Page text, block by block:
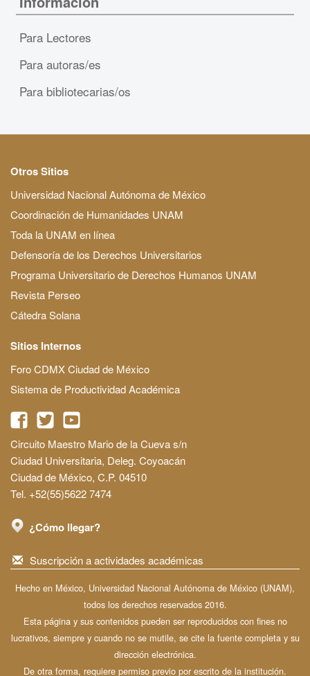
Para Lectores
Para autoras/es
Para bibliotecarias/os
Otros Sitios
Universidad Nacional Autónoma de México
Coordinación de Humanidades UNAM
Toda la UNAM en línea
Defensoría de los Derechos Universitarios
Programa Universitario de Derechos Humanos UNAM
Revista Perseo
Cátedra Solana
Sitios Internos
Foro CDMX Ciudad de México
Sistema de Productividad Académica
Circuito Maestro Mario de la Cueva s/n
Ciudad Universitaria, Deleg. Coyoacán
Ciudad de México, C.P. 04510
Tel. +52(55)5622 7474
¿Cómo llegar?
Suscripción a actividades académicas
Hecho en México, Universidad Nacional Autónoma de México (UNAM),
todos los derechos reservados 2016.
Esta página y sus contenidos pueden ser reproducidos con fines no
lucrativos, siempre y cuando no se mutile, se cite la fuente completa y su
dirección electrónica.
De otra forma, requiere permiso previo por escrito de la institución.